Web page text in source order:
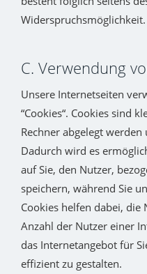
Widerspruchsmöglichkeit.
C. Verwendung
Unsere Internetseiten
“Cookies“. Cookies sind
Rechner abgelegt
Dadurch wird es
auf Sie, den Nutzer,
speichern, während Sie
Cookies helfen dabei,
Anzahl der Nutzer einer
das Internetangebot für
effizient zu gestalten.